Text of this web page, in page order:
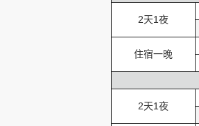
2天1夜
住宿一晚
2天1夜